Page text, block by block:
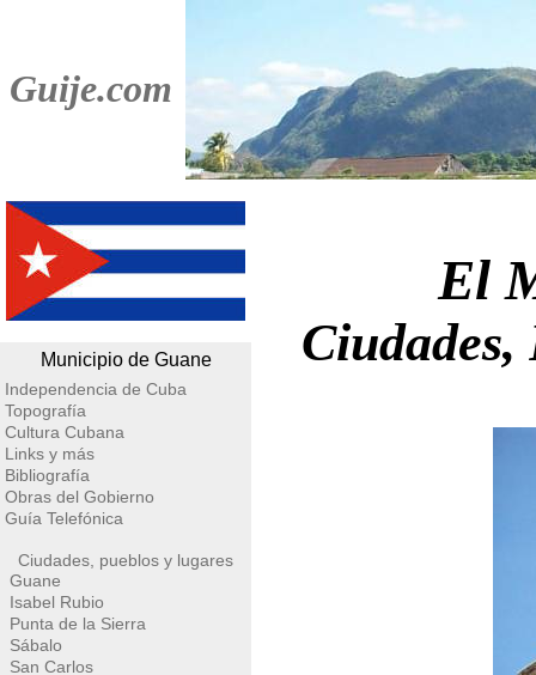
Guije.com
Municipio de Guane
Independencia de Cuba
Topografía
Cultura Cubana
Links y más
Bibliografía
Obras del Gobierno
Guía Telefónica
Ciudades, pueblos y lugares
Guane
Isabel Rubio
Punta de la Sierra
Sábalo
San Carlos
El
Ciudades,